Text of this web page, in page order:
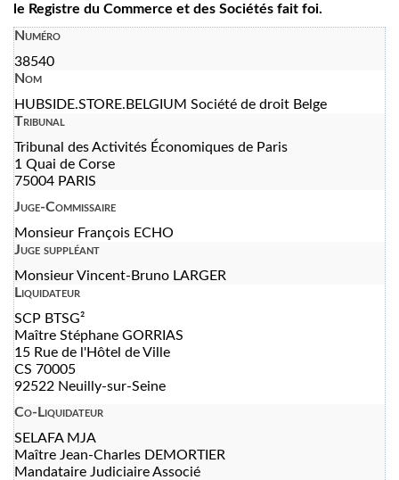
le Registre du Commerce et des Sociétés fait foi.
Numéro
38540
Nom
HUBSIDE.STORE.BELGIUM Société de droit Belge
Tribunal
Tribunal des Activités Économiques de Paris
1 Quai de Corse
75004 PARIS
Juge-Commissaire
Monsieur François ECHO
Juge suppléant
Monsieur Vincent-Bruno LARGER
Liquidateur
SCP BTSG²
Maître Stéphane GORRIAS
15 Rue de l'Hôtel de Ville
CS 70005
92522 Neuilly-sur-Seine
Co-Liquidateur
SELAFA MJA
Maître Jean-Charles DEMORTIER
Mandataire Judiciaire Associé